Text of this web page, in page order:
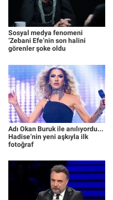
Sosyal medya fenomeni
‘Zebani Efe’nin son halini
görenler şoke oldu
Adı Okan Buruk ile anılıyordu...
Hadise’nin yeni aşkıyla ilk
fotoğraf